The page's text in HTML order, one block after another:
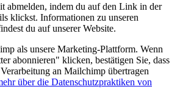
abmelden, indem du auf den Link in der
klickst. Informationen zu unseren
du auf unserer Website.
als unsere Marketing-Plattform. Wenn
abonnieren" klicken, bestätigen Sie, dass
an Mailchimp übertragen
über die Datenschutzpraktiken von